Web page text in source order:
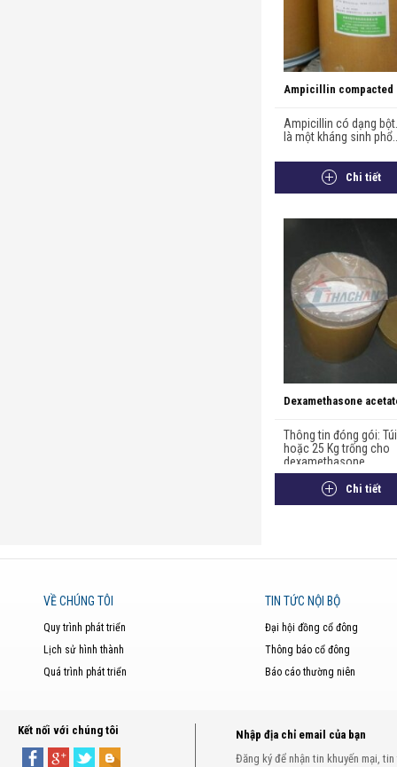
Ampicillin compacted
Ampicillin có dạng
là một kháng sinh
Chi tiết
Dexamethasone
Thông tin đóng gói:
hoặc 25 Kg trống cho
dexamethasone...
Chi tiết
VỀ CHÚNG TÔI
Quy trình phát triển
Lịch sử hình thành
Quá trình phát triển
TIN TỨC NỘI BỘ
Đại hội đồng cổ đông
Thông báo cổ đông
Báo cáo thường niên
Kết nối với chúng tôi
Nhập địa chỉ email của bạn
Đăng ký để nhận tin khuyến mại,